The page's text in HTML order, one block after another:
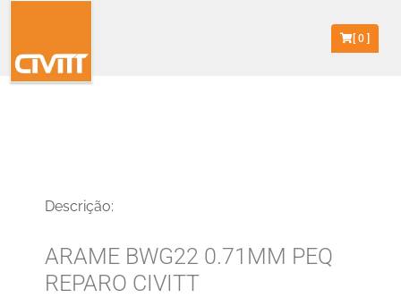
[0]
Descrição:
ARAME BWG22 0.71MM PEQ
REPARO CIVITT